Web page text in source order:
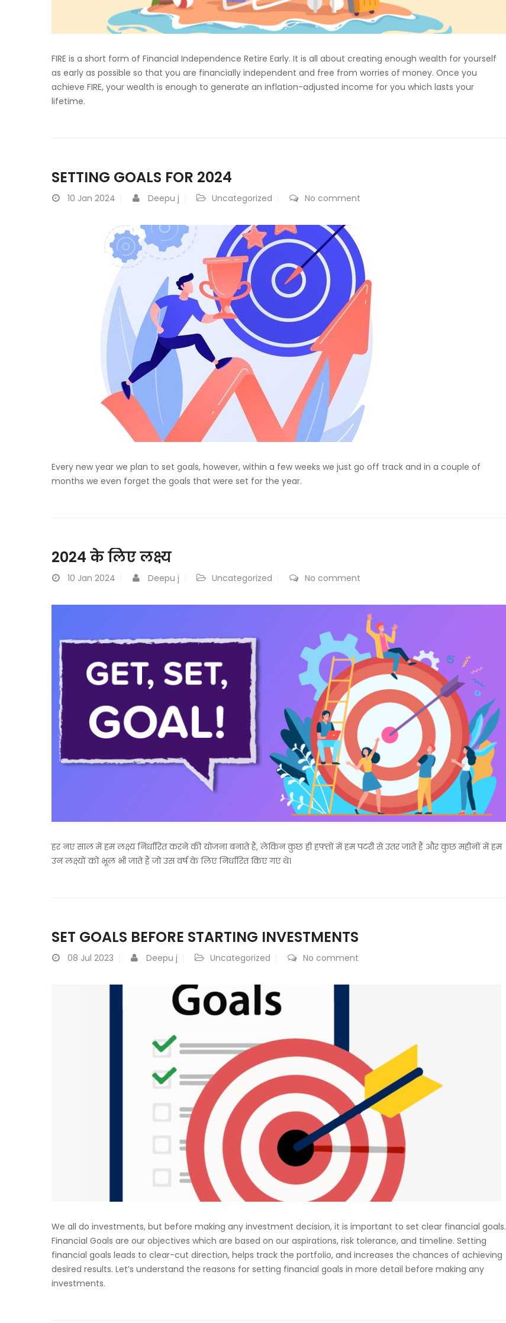
FIRE is a short form of Financial Independence Retire Early. It is all about creating enough wealth for yourself
as early as possible so that you are financially independent and free from worries of money. Once you
achieve FIRE, your wealth is enough to generate an inflation-adjusted income for you which lasts your
lifetime.
SETTING GOALS FOR 2024
10 Jan 2024 Deepu j Uncategorized No comment
Every new year we plan to set goals, however, within a few weeks we just go off track and in a couple of
months we even forget the goals that were set for the year.
2024 के लिए लक्ष्य
10 Jan 2024 Deepu j Uncategorized No comment
हर नए साल में हम लक्ष्य निर्धारित करने की योजना बनाते हैं, लेकिन कुछ ही हफ्तों में हम पटरी से उतर जाते हैं और कुछ महीनों में हम
उन लक्ष्यों को भूल भी जाते हैं जो उस वर्ष के लिए निर्धारित किए गए थे।
SET GOALS BEFORE STARTING INVESTMENTS
08 Jul 2023 Deepu j Uncategorized No comment
We all do investments, but before making any investment decision, it is important to set clear financial goals.
Financial Goals are our objectives which are based on our aspirations, risk tolerance, and timeline. Setting
financial goals leads to clear-cut direction, helps track the portfolio, and increases the chances of achieving
desired results. Let’s understand the reasons for setting financial goals in more detail before making any
investments.